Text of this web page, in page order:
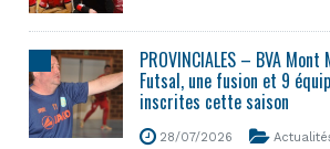
PROVINCIALES – BVA Mont
Futsal, une fusion et 9
inscrites cette saison
28/07/2026